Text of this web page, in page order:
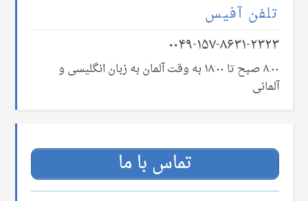
تلفن آفیس
۰۰۴۹-۱۵۷-۸۶۳۱-۲۳۲۳
۸:۰۰ صبح تا ۱۸:۰۰ به وقت آلمان به زبان انگلیسی و
آلمانی
تماس با ما